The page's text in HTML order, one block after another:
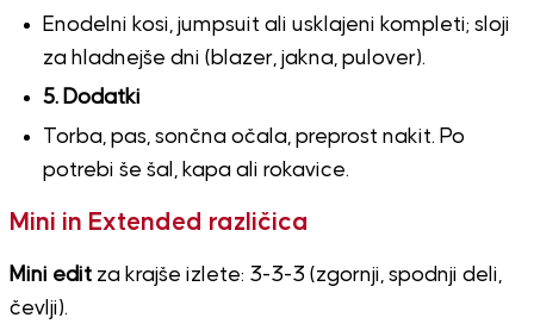
Enodelni kosi, jumpsuit ali usklajeni kompleti; sloji
za hladnejše dni (blazer, jakna, pulover).
5. Dodatki
Torba, pas, sončna očala, preprost nakit. Po
potrebi še šal, kapa ali rokavice.
Mini in Extended različica
Mini editza krajše izlete: 3-3-3 (zgornji, spodnji deli,
čevlji).